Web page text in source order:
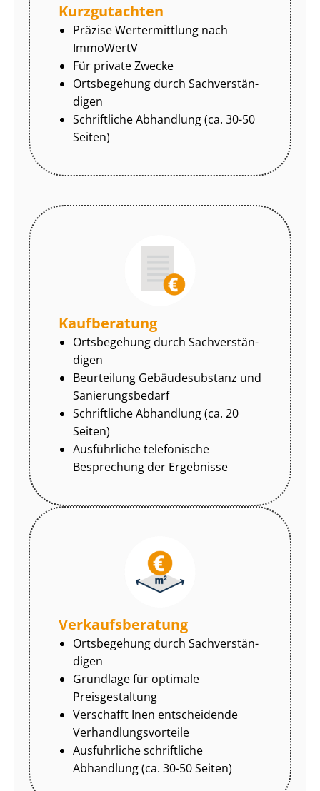
Kurzgutachten
Präzise Wertermittlung nach
ImmoWertV
Für private Zwecke
Ortsbegehung durch Sach­ver­stän­
di­gen
Schriftliche Abhandlung (ca. 30-50
Seiten)
Kaufberatung
Ortsbegehung durch Sach­ver­stän­
di­gen
Beurteilung Gebäudesubstanz und
Sa­nie­rungs­be­darf
Schriftliche Abhandlung (ca. 20
Seiten)
Ausführliche telefonische
Besprechung der Ergebnisse
Ver­kaufs­be­ra­tung
Ortsbegehung durch Sach­ver­stän­
di­gen
Grundlage für optimale
Preisgestaltung
Verschafft Inen entscheidende
Ver­hand­lungs­vor­tei­le
Ausführliche schriftliche
Abhandlung (ca. 30-50 Seiten)